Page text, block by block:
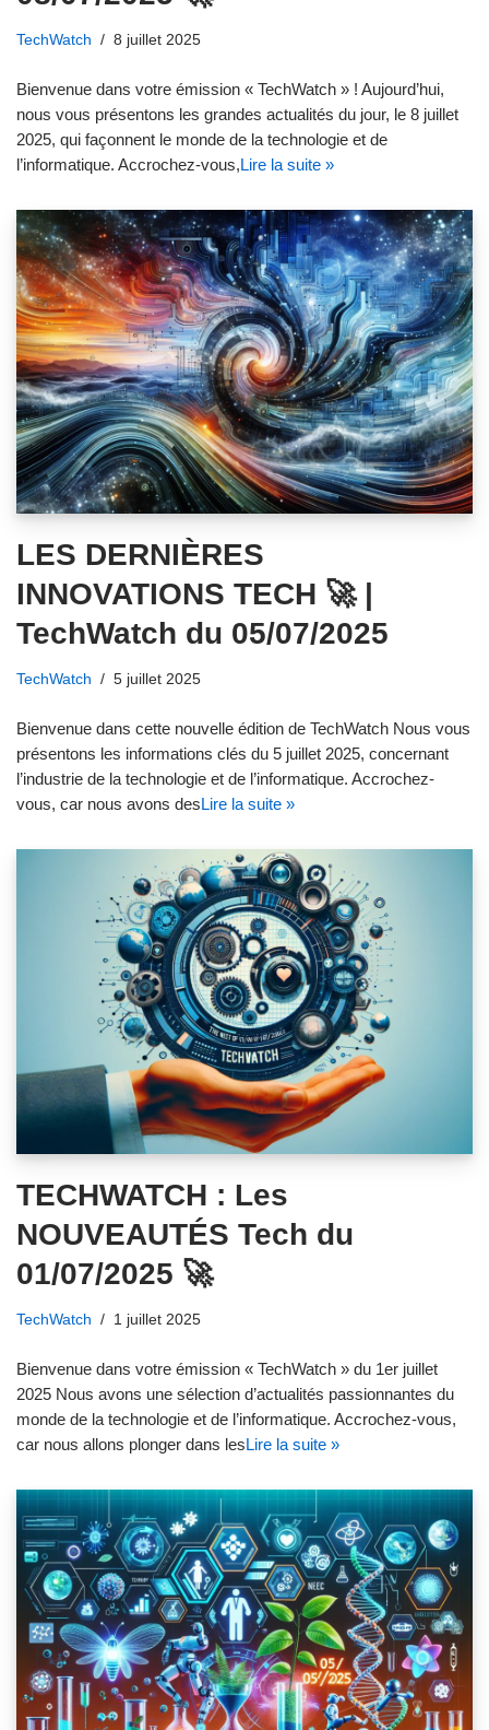
TechWatch 8 juillet 2025
Bienvenue dans votre émission « TechWatch » ! Aujourd’hui,
nous vous présentons les grandes actualités du jour, le 8 juillet
2025, qui façonnent le monde de la technologie et de
l’informatique. Accrochez-vous,Lire la suite »
LES DERNIÈRES
INNOVATIONS TECH 🚀 |
TechWatch du 05/07/2025
TechWatch 5 juillet 2025
Bienvenue dans cette nouvelle édition de TechWatch Nous vous
présentons les informations clés du 5 juillet 2025, concernant
l’industrie de la technologie et de l’informatique. Accrochez-
vous, car nous avons desLire la suite »
TECHWATCH : Les
NOUVEAUTÉS Tech du
01/07/2025 🚀
TechWatch 1 juillet 2025
Bienvenue dans votre émission « TechWatch » du 1er juillet
2025 Nous avons une sélection d’actualités passionnantes du
monde de la technologie et de l’informatique. Accrochez-vous,
car nous allons plonger dans lesLire la suite »